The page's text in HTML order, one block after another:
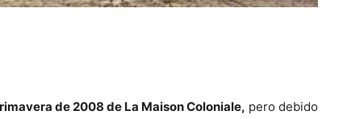
de 2008 de La Maison Coloniale, pero debido